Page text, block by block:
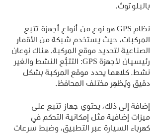
بالبلوتوث.
نظام GPS هو نوع من أنواع أجهزة تتبع
المركبات، حيث يستخدم شبكة من الأقمار
الصناعية لتحديد موقع المركبة. هناك نوعان
رئيسيان لأجهزة GPS: التتبُّع النشط والغير
نشط. كلاهما يحدد موقع المركبة بشكل
دقيق ويُظهِر مختلف المحافظ.
إضافة إلى ذلك، يحتوي جهاز تتبع على
ميزات إضافية مثل إمكانية التحكم في
كهرباء السيارة عبر التطبيق، وضبط سرعات